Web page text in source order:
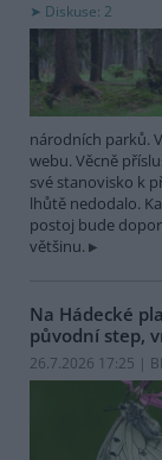
Diskuse: 2
národních parků.
webu. Věcně
své stanovisko k
lhůtě nedodalo.
postoj bude
většinu.
Na Hádecké
původní step,
26.7.2026 17:25 |